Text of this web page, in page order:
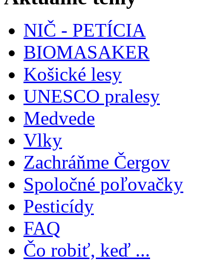
NIČ - PETÍCIA
BIOMASAKER
Košické lesy
UNESCO pralesy
Medvede
Vlky
Zachráňme Čergov
Spoločné poľovačky
Pesticídy
FAQ
Čo robiť, keď ...